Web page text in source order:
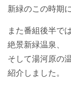
新緑のこの時期
また番組後半で
絶景新緑温泉、
そして湯河原の
紹介しました。